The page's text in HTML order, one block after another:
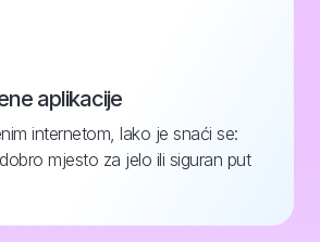
aplikacije
internetom, lako je snaći se:
mjesto za jelo ili siguran put